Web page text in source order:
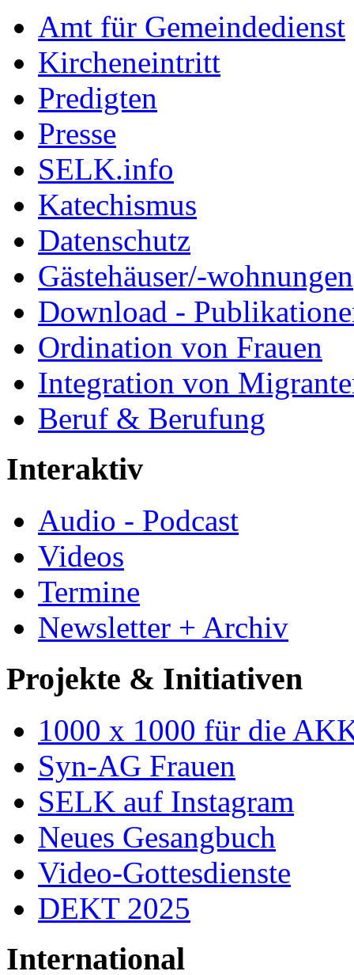
Amt für Gemeindedienst
Kircheneintritt
Predigten
Presse
SELK.info
Katechismus
Datenschutz
Gästehäuser/-wohnungen
Download -
Ordination von Frauen
Integration von
Beruf & Berufung
Interaktiv
Audio - Podcast
Videos
Termine
Newsletter + Archiv
Projekte & Initiativen
1000 x 1000 für die
Syn-AG Frauen
SELK auf Instagram
Neues Gesangbuch
Video-Gottesdienste
DEKT 2025
International